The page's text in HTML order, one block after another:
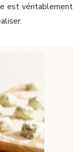
est véritablement